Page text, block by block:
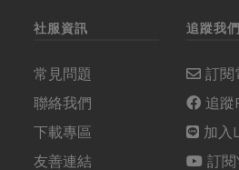
社服資訊
常見問題
聯絡我們
下載專區
友善連結
追蹤我們
訂閱
追蹤
加入
訂閱